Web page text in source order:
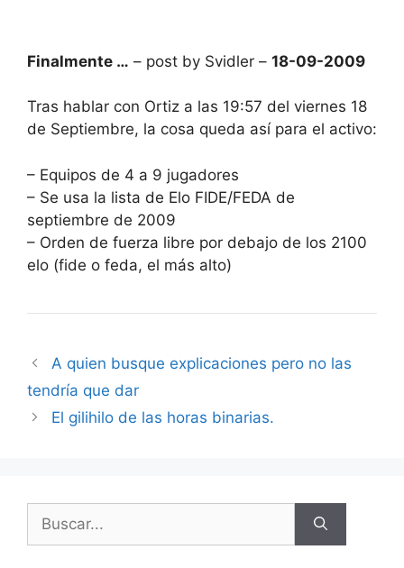
Finalmente … – post by Svidler – 18-09-2009
Tras hablar con Ortiz a las 19:57 del viernes 18
de Septiembre, la cosa queda así para el activo:
– Equipos de 4 a 9 jugadores
– Se usa la lista de Elo FIDE/FEDA de
septiembre de 2009
– Orden de fuerza libre por debajo de los 2100
elo (fide o feda, el más alto)
A quien busque explicaciones pero no las
tendría que dar
El gilihilo de las horas binarias.